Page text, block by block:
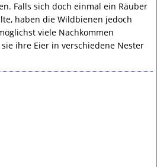
Falls sich doch einmal ein Räuber
haben die Wildbienen jedoch
viele Nachkommen
ihre Eier in verschiedene Nester